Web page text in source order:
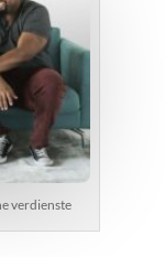
verdienste